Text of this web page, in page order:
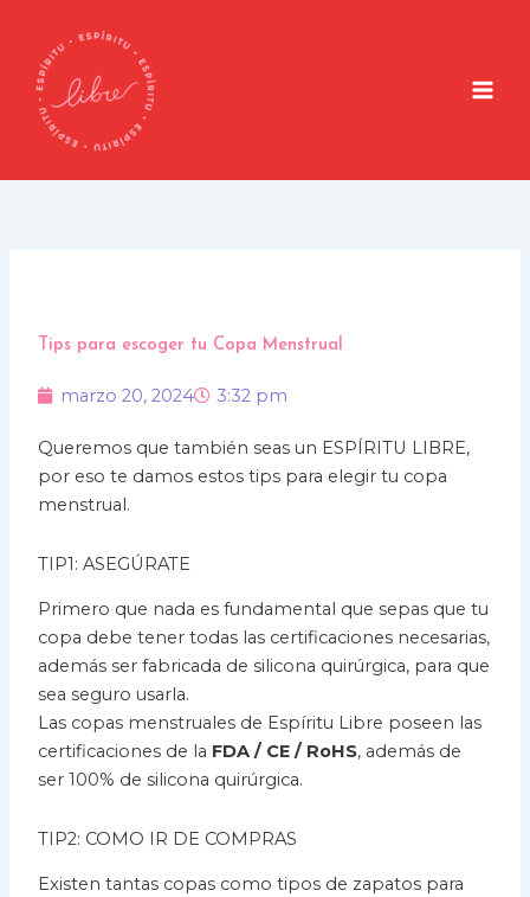
contenido
Tips para escoger tu Copa Menstrual
marzo 20, 2024 3:32 pm
Queremos que también seas un ESPÍRITU LIBRE,
por eso te damos estos tips para elegir tu copa
menstrual.
TIP1: ASEGÚRATE
Primero que nada es fundamental que sepas que tu
copa debe tener todas las certificaciones necesarias,
además ser fabricada de silicona quirúrgica, para que
sea seguro usarla.
Las copas menstruales de Espíritu Libre poseen las
certificaciones de la FDA / CE / RoHS, además de
ser 100% de silicona quirúrgica.
TIP2: COMO IR DE COMPRAS
Existen tantas copas como tipos de zapatos para